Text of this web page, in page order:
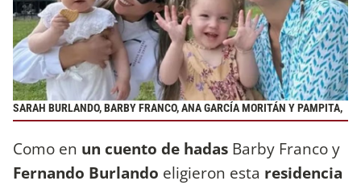
SARAH BURLANDO, BARBY FRANCO, ANA GARCÍA MORITÁN Y PAMPITA,
Como en un cuento de hadas Barby Franco y
Fernando Burlando eligieron esta residencia